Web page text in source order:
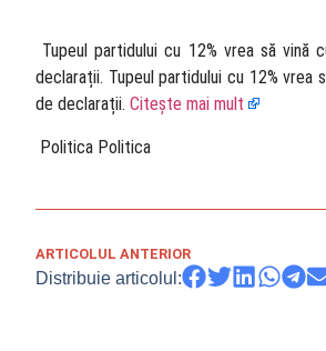
Tupeul partidului cu 12% vrea să
declarații. Tupeul partidului cu 12%
de declarații. Citește mai mult
​ Politica Politica
ARTICOLUL ANTERIOR
Distribuie articolul: